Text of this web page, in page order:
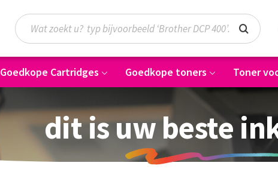
Goedkope Cartridges Goedkope toners Toner
dit is uw beste